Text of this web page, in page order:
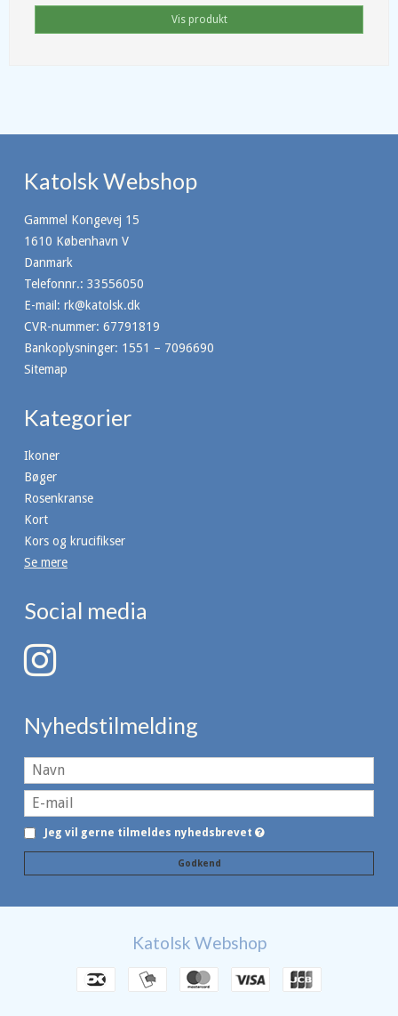
Vis produkt
Katolsk Webshop
Gammel Kongevej 15
1610 København V
Danmark
Telefonnr.: 33556050
E-mail : rk@katolsk.dk
CVR-nummer: 67791819
Bankoplysninger: 1551 – 7096690
Sitemap
Kategorier
Ikoner
Bøger
Rosenkranse
Kort
Kors og krucifikser
Se mere
Social media
Nyhedstilmelding
Jeg vil gerne tilmeldes nyhedsbrevet
Godkend
Katolsk Webshop